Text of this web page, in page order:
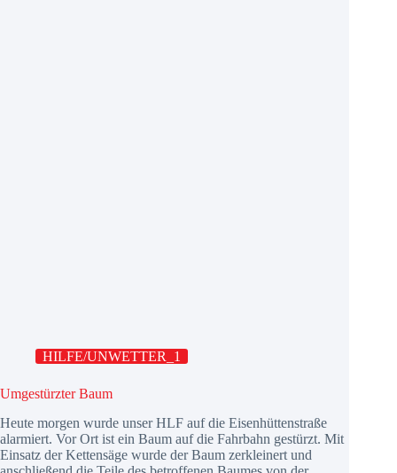
HILFE/UNWETTER_1
Umgestürzter Baum
Heute morgen wurde unser HLF auf die Eisenhüttenstraße
alarmiert. Vor Ort ist ein Baum auf die Fahrbahn gestürzt. Mit
Einsatz der Kettensäge wurde der Baum zerkleinert und